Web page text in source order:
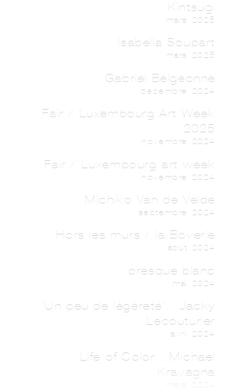
Kintsugi
mars 2025
Isabella Soupart
mars 2025
Gabriel Belgeonne
décembre 2024
Fair / Luxembourg Art Week
2025
novembre 2024
Fair / Luxembourg art week
novembre 2024
Michiko Van de Velde
septembre 2024
Hors les murs / la Boverie
août 2024
presque blanc
mai 2024
'Un peu de légèreté'... Jacky
Lecouturier
avril 2024
Life of Color ...Michael
Kravagna